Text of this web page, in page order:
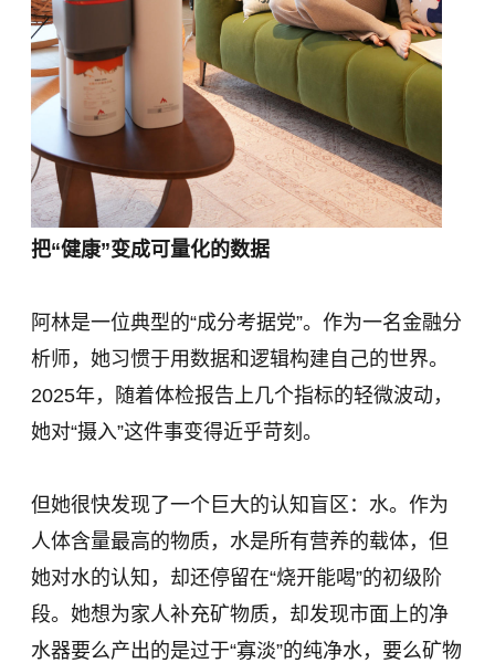
把“健康”变成可量化的数据
阿林是一位典型的“成分考据党”。作为一名金融分
析师，她习惯于用数据和逻辑构建自己的世界。
2025年，随着体检报告上几个指标的轻微波动，
她对“摄入”这件事变得近乎苛刻。
但她很快发现了一个巨大的认知盲区：水。作为
人体含量最高的物质，水是所有营养的载体，但
她对水的认知，却还停留在“烧开能喝”的初级阶
段。她想为家人补充矿物质，却发现市面上的净
水器要么产出的是过于“寡淡”的纯净水，要么矿物